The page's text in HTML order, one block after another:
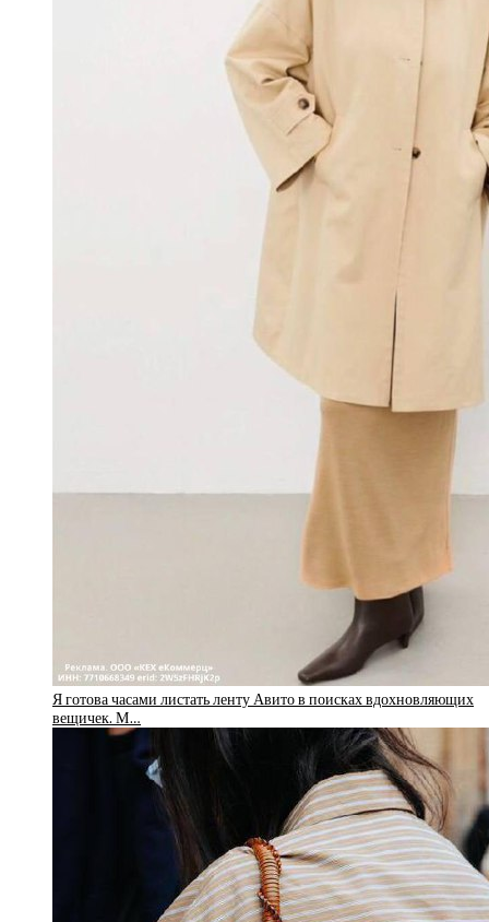
Я готова часами листать ленту Авито в поисках вдохновляющих
вещичек. М…